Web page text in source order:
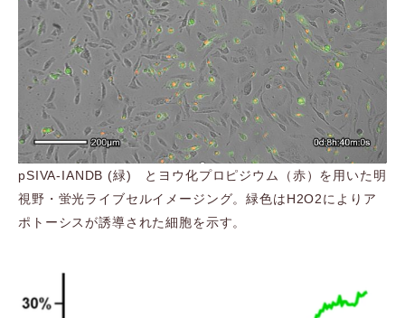
pSIVA-IANDB (緑) とヨウ化プロピジウム（赤）を用いた明
視野・蛍光ライブセルイメージング。緑色はH2O2によりア
ポトーシスが誘導された細胞を示す。